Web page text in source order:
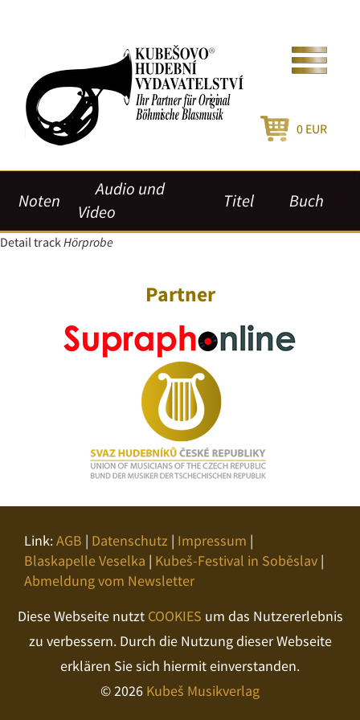
0 EUR
Noten
Audio und
Video
Titel Buch
Detail trackHörprobe
Partner
Link:AGB | Datenschutz | Impressum |
Blaskapelle Veselka | Kubeš-Festival in Soběslav |
Abmeldung vom Newsletter
Diese Webseite nutzt COOKIES um das Nutzererlebnis
zu verbessern. Durch die Nutzung dieser Webseite
erklären Sie sich hiermit einverstanden.
© 2026 Kubeš Musikverlag